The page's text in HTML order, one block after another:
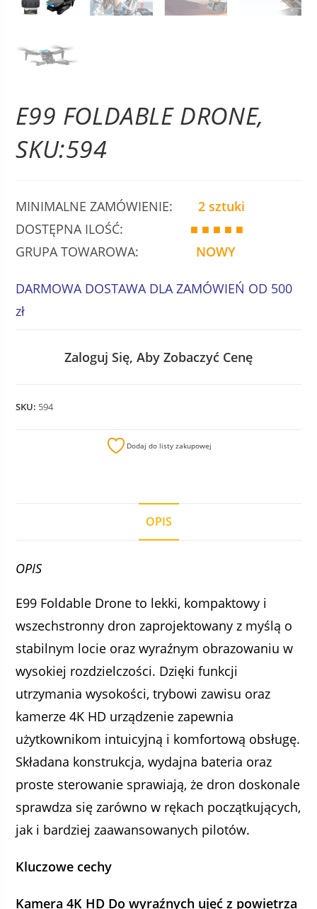
E99 FOLDABLE DRONE,
SKU:594
MINIMALNE ZAMÓWIENIE:
2 sztuki
DOSTĘPNA ILOŚĆ:
■ ■ ■ ■ ■
GRUPA TOWAROWA: NOWY
DARMOWA DOSTAWA DLA ZAMÓWIEŃ OD 500
zł
Zaloguj Się, Aby Zobaczyć Cenę
SKU: 594
Dodaj do listy zakupowej
OPIS
OPIS
E99 Foldable Drone to lekki, kompaktowy i
wszechstronny dron zaprojektowany z myślą o
stabilnym locie oraz wyraźnym obrazowaniu w
wysokiej rozdzielczości. Dzięki funkcji
utrzymania wysokości, trybowi zawisu oraz
kamerze 4K HD urządzenie zapewnia
użytkownikom intuicyjną i komfortową obsługę.
Składana konstrukcja, wydajna bateria oraz
proste sterowanie sprawiają, że dron doskonale
sprawdza się zarówno w rękach początkujących,
jak i bardziej zaawansowanych pilotów.
Kluczowe cechy
Kamera 4K HD Do wyraźnych ujęć z powietrza